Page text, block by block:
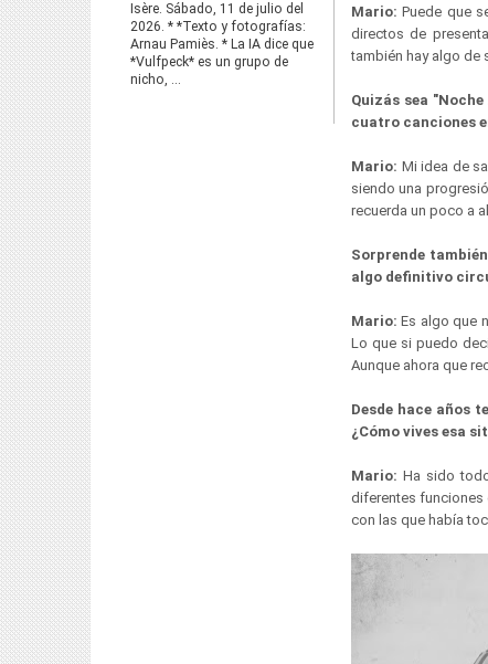
Isère. Sábado, 11 de julio del
2026. * *Texto y fotografías:
Arnau Pamiès. * La IA dice que
*Vulfpeck* es un grupo de
nicho, ...
Mario:Puede que
directos de
también hay algo de
Quizás sea
cuatro canciones
Mario: Mi idea de
siendo una
recuerda un poco a
Sorprende
algo definitivo
Mario:Es algo que
Lo que si puedo
Aunque ahora que
Desde hace años
¿Cómo vives esa
Mario: Ha sido
diferentes funciones
con las que había